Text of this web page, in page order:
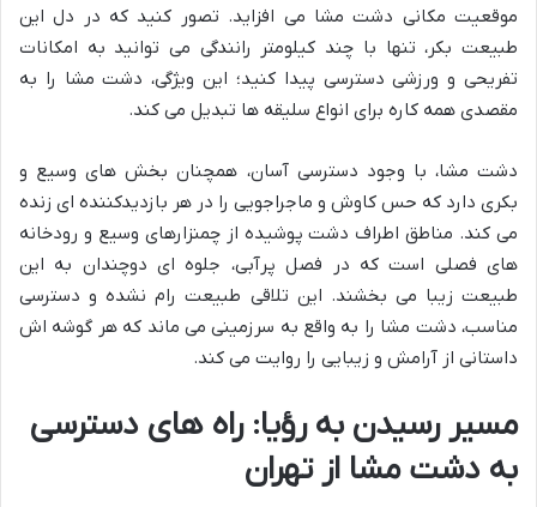
موقعیت مکانی دشت مشا می افزاید. تصور کنید که در دل این
طبیعت بکر، تنها با چند کیلومتر رانندگی می توانید به امکانات
تفریحی و ورزشی دسترسی پیدا کنید؛ این ویژگی، دشت مشا را به
مقصدی همه کاره برای انواع سلیقه ها تبدیل می کند.
دشت مشا، با وجود دسترسی آسان، همچنان بخش های وسیع و
بکری دارد که حس کاوش و ماجراجویی را در هر بازدیدکننده ای زنده
می کند. مناطق اطراف دشت پوشیده از چمنزارهای وسیع و رودخانه
های فصلی است که در فصل پرآبی، جلوه ای دوچندان به این
طبیعت زیبا می بخشند. این تلاقی طبیعت رام نشده و دسترسی
مناسب، دشت مشا را به واقع به سرزمینی می ماند که هر گوشه اش
داستانی از آرامش و زیبایی را روایت می کند.
مسیر رسیدن به رؤیا: راه های دسترسی
به دشت مشا از تهران